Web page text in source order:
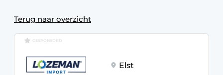
Terug naar overzicht
GESPONSORD
Elst